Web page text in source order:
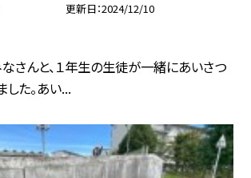
更新日 2024/12/10
さんと、１年生の生徒が一緒にあいさつ
た。あい...